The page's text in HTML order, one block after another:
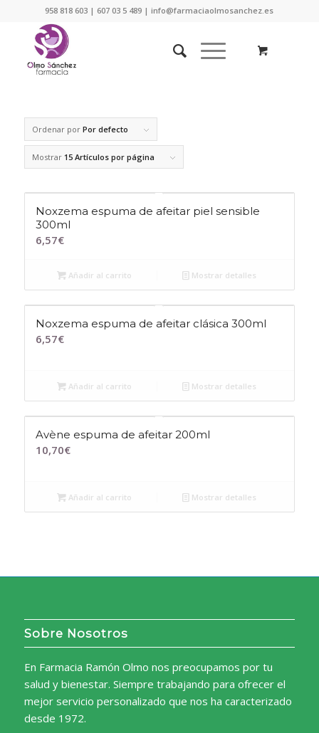
958 818 603 | 607 03 5 489 | info@farmaciaolmosanchez.es
Ordenar por Por defecto
Mostrar 15 Artículos por página
Noxzema espuma de afeitar piel sensible
300ml
6,57€
Añadir al carrito Mostrar detalles
Noxzema espuma de afeitar clásica 300ml
6,57€
Añadir al carrito Mostrar detalles
Avène espuma de afeitar 200ml
10,70€
Añadir al carrito Mostrar detalles
Sobre Nosotros
En Farmacia Ramón Olmo nos preocupamos por tu
salud y bienestar. Siempre trabajando para ofrecer el
mejor servicio personalizado que nos ha caracterizado
desde 1972.